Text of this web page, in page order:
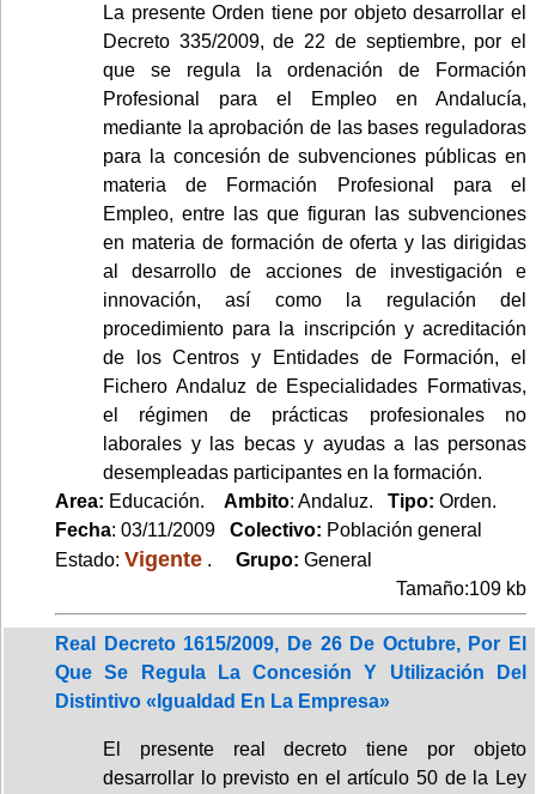
La presente Orden tiene por objeto desarrollar el
Decreto 335/2009, de 22 de septiembre, por el
que se regula la ordenación de Formación
Profesional para el Empleo en Andalucía,
mediante la aprobación de las bases reguladoras
para la concesión de subvenciones públicas en
materia de Formación Profesional para el
Empleo, entre las que figuran las subvenciones
en materia de formación de oferta y las dirigidas
al desarrollo de acciones de investigación e
innovación, así como la regulación del
procedimiento para la inscripción y acreditación
de los Centros y Entidades de Formación, el
Fichero Andaluz de Especialidades Formativas,
el régimen de prácticas profesionales no
laborales y las becas y ayudas a las personas
desempleadas participantes en la formación.
Area: Educación. Ambito: Andaluz. Tipo: Orden.
Fecha: 03/11/2009 Colectivo: Población general
Estado: Vigente . Grupo: General
Tamaño:109 kb
Real Decreto 1615/2009, De 26 De Octubre, Por El
Que Se Regula La Concesión Y Utilización Del
Distintivo «Igualdad En La Empresa»
El presente real decreto tiene por objeto
desarrollar lo previsto en el artículo 50 de la Ley